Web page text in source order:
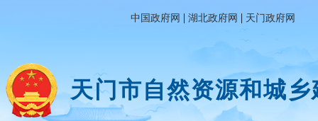
中国政府网 | 湖北政府网 | 天门政府网
天门市自然资源和城